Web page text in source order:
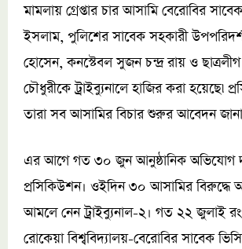
মামলায় গ্রেপ্তার চার আসামি বেরোবির
ইসলাম, পুলিশের সাবেক সহকারী
হোসেন, কনস্টেবল সুজন চন্দ্র রায় ও
চৌধুরীকে ট্রাইব্যুনালে হাজির করা হয়েছে৷
তারা সব আসামির বিচার শুরুর আবেদন
এর আগে গত ৩০ জুন আনুষ্ঠানিক অভিযোগ
প্রসিকিউশন। ওইদিন ৩০ আসামির বিরুদ্ধে
আমলে নেন ট্রাইব্যুনাল-২। গত ২২ জুলাই
রোকেয়া বিশ্ববিদ্যালয়-বেরোবির সাবেক